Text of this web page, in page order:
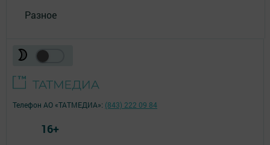
Разное
Телефон АО «ТАТМЕДИА»: (843) 222 09 84
16+